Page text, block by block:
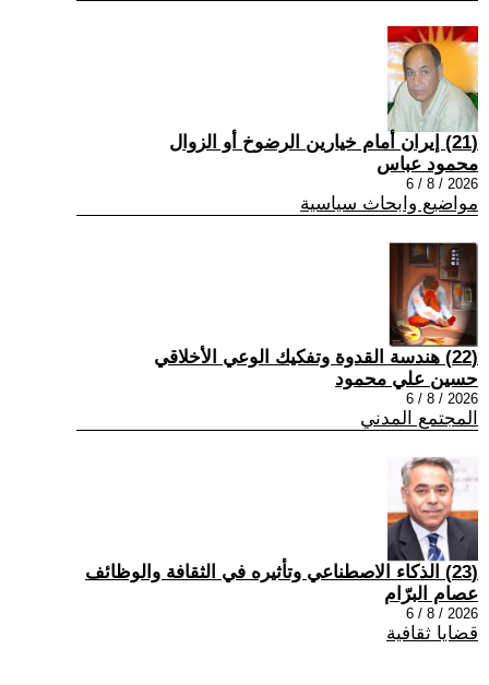
(21) إيران أمام خيارين الرضوخ أو الزوال
محمود عباس
2026 / 8 / 6
مواضيع وابحاث سياسية
(22) هندسة القدوة وتفكيك الوعي الأخلاقي
حسين علي محمود
2026 / 8 / 6
المجتمع المدني
(23) الذكاء الاصطناعي وتأثيره في الثقافة والوظائف
عصام البرّام
2026 / 8 / 6
قضايا ثقافية